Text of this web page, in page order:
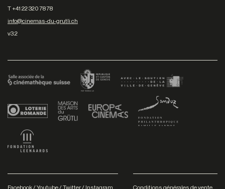
T +41 22 320 78 78
info@cinemas-du-grutli.ch
v3.2
Facebook/Youtube/Twitter/ Instagram Conditions générales de vente